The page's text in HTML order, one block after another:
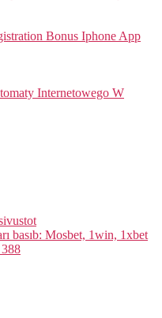
Bonus Iphone App
Internetowego W
basıb: Mosbet, 1win, 1xbet